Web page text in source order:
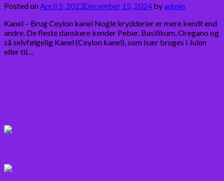
Posted on April 5, 2023December 15, 2024 byadmin
Kanel – Brug Ceylon kanel Nogle krydderier er mere kendt end
andre. De fleste danskere kender Peber, Basilikum, Oregano og
så selvfølgelig Kanel (Ceylon kanel), som især bruges i Julen
eller til…